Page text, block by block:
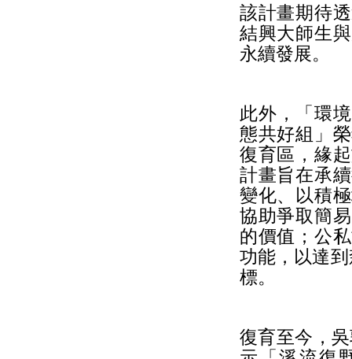
該計畫期待
結興大師生
永續發展。
此外，「環
態共好組」
復育區，緣
計畫旨在承
變化、以積
協助爭取簡
的價值；公
功能，以達
標。
復育至今，